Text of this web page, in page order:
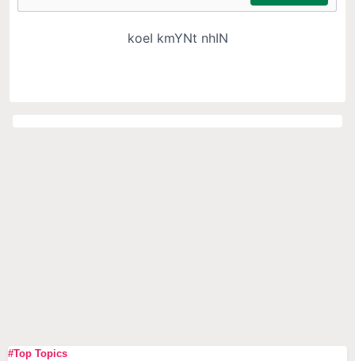
#Top Topics